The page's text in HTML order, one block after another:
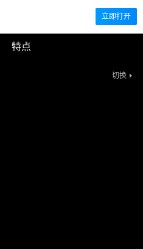
立即打开
特点
切换